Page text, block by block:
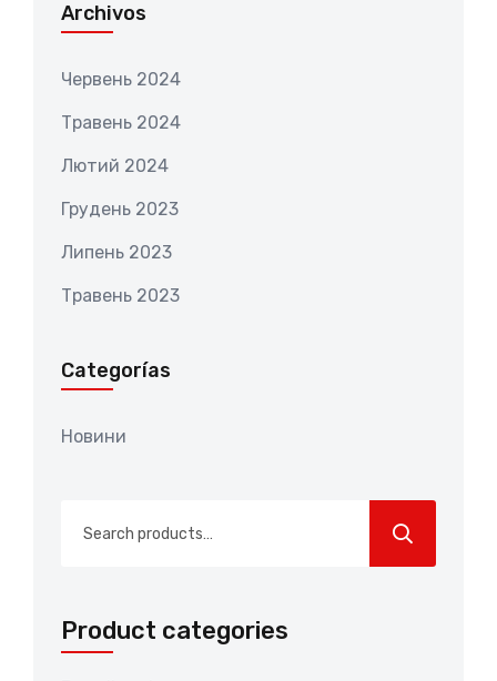
Archivos
Червень 2024
Травень 2024
Лютий 2024
Грудень 2023
Липень 2023
Травень 2023
Categorías
Новини
for:
Product categories